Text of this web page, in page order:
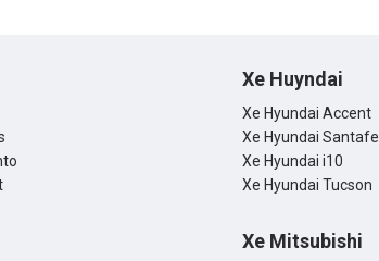
Xe Huyndai
Xe Hyundai Accent
Xe Hyundai Santafe
Xe Hyundai i10
Xe Hyundai Tucson
Xe Mitsubishi